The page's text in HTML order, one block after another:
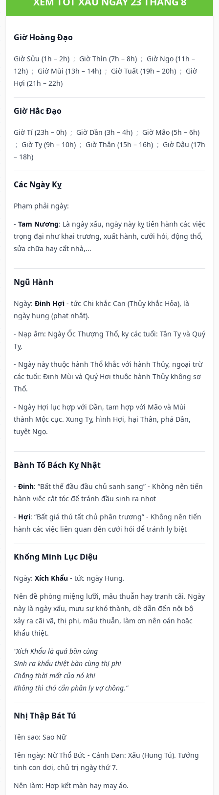
Giờ Hoàng Đạo
Giờ Sửu (1h – 2h) ; Giờ Thìn (7h – 8h) ; Giờ Ngọ (11h –
12h) ; Giờ Mùi (13h – 14h) ; Giờ Tuất (19h – 20h) ; Giờ
Hợi (21h – 22h)
Giờ Hắc Đạo
Giờ Tí (23h – 0h) ; Giờ Dần (3h – 4h) ; Giờ Mão (5h – 6h)
; Giờ Tỵ (9h – 10h) ; Giờ Thân (15h – 16h) ; Giờ Dậu (17h
– 18h)
Các Ngày Kỵ
Phạm phải ngày:
- Tam Nương: Là ngày xấu, ngày này kỵ tiến hành các việc
trọng đại như khai trương, xuất hành, cưới hỏi, động thổ,
sửa chữa hay cất nhà,...
Ngũ Hành
Ngày: Đinh Hợi - tức Chi khắc Can (Thủy khắc Hỏa), là
ngày hung (phạt nhật).
- Nạp âm: Ngày Ốc Thượng Thổ, kỵ các tuổi: Tân Tỵ và Quý
Tỵ.
- Ngày này thuộc hành Thổ khắc với hành Thủy, ngoại trừ
các tuổi: Đinh Mùi và Quý Hợi thuộc hành Thủy không sợ
Thổ.
- Ngày Hợi lục hợp với Dần, tam hợp với Mão và Mùi
thành Mộc cục. Xung Tỵ, hình Hợi, hại Thân, phá Dần,
tuyệt Ngọ.
Bành Tổ Bách Kỵ Nhật
- Đinh: “Bất thế đầu đầu chủ sanh sang” - Không nên tiến
hành việc cắt tóc để tránh đầu sinh ra nhọt
- Hợi: “Bất giá thú tất chủ phân trương” - Không nên tiến
hành các việc liên quan đến cưới hỏi để tránh ly biệt
Khổng Minh Lục Diệu
Ngày: Xích Khẩu - tức ngày Hung.
Nên đề phòng miệng lưỡi, mâu thuẫn hay tranh cãi. Ngày
này là ngày xấu, mưu sự khó thành, dễ dẫn đến nội bộ
xảy ra cãi vã, thị phi, mâu thuẫn, làm ơn nên oán hoặc
khẩu thiệt.
“Xích Khẩu là quả bần cùng
Sinh ra khẩu thiệt bàn cùng thị phi
Chẳng thời mất của nó khi
Không thì chó cắn phân ly vợ chồng.”
Nhị Thập Bát Tú
Tên sao: Sao Nữ
Tên ngày: Nữ Thổ Bức - Cảnh Đan: Xấu (Hung Tú). Tướng
tinh con dơi, chủ trị ngày thứ 7.
Nên làm: Hợp kết màn hay may áo.